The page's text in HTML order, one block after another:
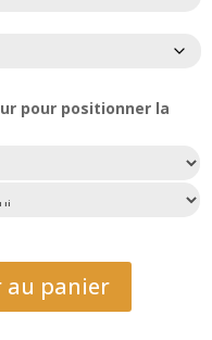
pour positionner la
au panier